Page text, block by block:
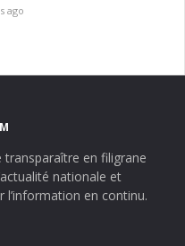
ago
en filigrane
nationale et
en continu.